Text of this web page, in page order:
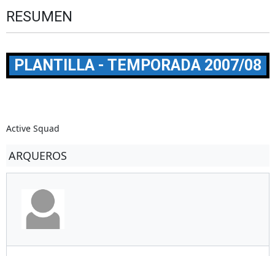
RESUMEN
PLANTILLA - TEMPORADA 2007/08
Active Squad
ARQUEROS